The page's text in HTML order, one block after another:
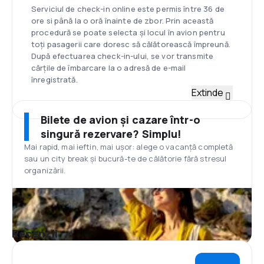
Serviciul de check-in online este permis între 36 de
ore si până la o oră înainte de zbor. Prin această
procedură se poate selecta și locul în avion pentru
toți pasagerii care doresc să călătorească împreună.
După efectuarea check-in-ului, se vor transmite
cărțile de îmbarcare la o adresă de e-mail
înregistrată.
moderne flote din Europa, formate din Airbus și
Boeing, cu o durată de viață de 6 ani. În prezent,
Austrian deține 42 de aeronave.
Hub
Aeroportul Internațional din Viena Hub-ul principal al
Austriei este Aeroportul din Viena, situat în regiunea
Schwechat, la 18 km sud-est de centrul Vienei. Există
terminalele T1 și T2 care împart aceeași clădire,
terminalul 1A servește linii low-cost și un terminal VIP.
În 2004, clădirea unui nou terminal – SKYLINK a fost
lansată și presupune creșterea traficului din
birouri de schimb, 2 oficii poștale, centru medical
Extinde
Bilete de avion și cazare într-o
singură rezervare? Simplu!
Mai rapid, mai ieftin, mai ușor: alege o vacanță completă
sau un city break și bucură-te de călătorie fără stresul
organizării.
Recenzii